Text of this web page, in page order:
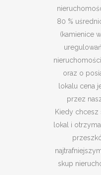
80 %
(kamienice
oraz o
lokalu cena
przez
Kiedy chcesz
lokal i
skup